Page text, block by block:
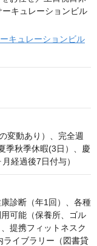
キュレーションビル
変動あり）、完全週
季秋季休暇(3日）、慶
経過後7日付与）
診断（年1回）、各種
可能（保養所、ゴル
提携フィットネスク
ライブラリー（図書貸